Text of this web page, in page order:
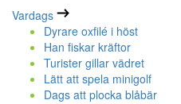
Vardags
Dyrare oxfilé i höst
Han fiskar kräftor
Turister gillar vädret
Lätt att spela minigolf
Dags att plocka blåbär